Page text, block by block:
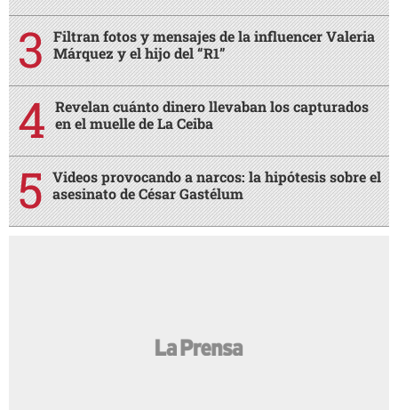
Filtran fotos y mensajes de la influencer Valeria
Márquez y el hijo del “R1”
Revelan cuánto dinero llevaban los capturados
en el muelle de La Ceiba
Videos provocando a narcos: la hipótesis sobre el
asesinato de César Gastélum